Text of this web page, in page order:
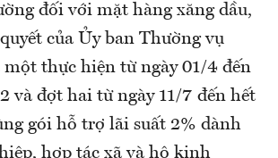
đối với mặt hàng xăng dầu,
của Ủy ban Thường vụ
thực hiện từ ngày 01/4 đến
và đợt hai từ ngày 11/7 đến hết
gói hỗ trợ lãi suất 2% dành
hợp tác xã và hộ kinh